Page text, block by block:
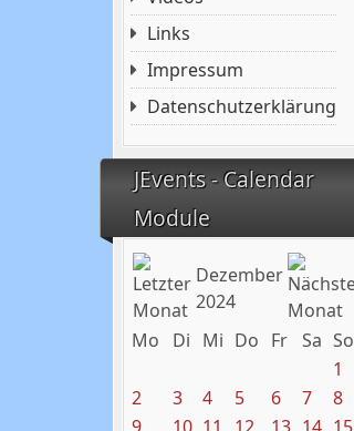
Links
Impressum
Datenschutzerklärung
JEvents - Calendar
Module
Dezember
2024
Mo
Di Mi Do Fr Sa So
1
2
3 4 5 6 7
8